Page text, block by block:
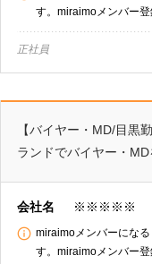
す。miraimoメンバー登
正社員
【バイヤー・MD/目黒
ランドでバイヤー・
会社名 ※※※※※
miraimoメンバーにな
す。miraimoメンバー登